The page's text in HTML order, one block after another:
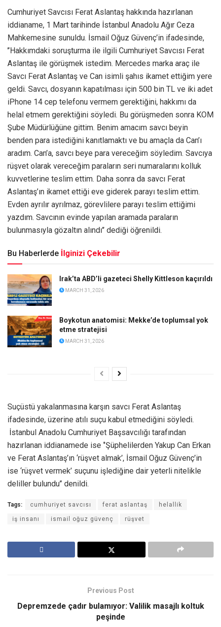
Cumhuriyet Savcısı Ferat Aslantaş hakkında hazırlanan
iddianame, 1 Mart tarihinde İstanbul Anadolu Ağır Ceza
Mahkemesine sunuldu. İsmail Oğuz Güvenç’in ifadesinde,
’’Hakkımdaki soruşturma ile ilgili Cumhuriyet Savcısı Ferat
Aslantaş ile görüşmek istedim. Mercedes marka araç ile
Savcı Ferat Aslantaş ve Can isimli şahıs ikamet ettiğim yere
geldi. Savcı, dosyanın kapatılması için 500 bin TL ve iki adet
iPhone 14 cep telefonu vermem gerektiğini, hakkımı da
helal etmem gerektiğini söyledi. Bu görüşmeden sonra KOM
Şube Müdürlüğüne gittim. Benim amacım savcı beyin
benden para istediğini kanıtlamaktı ve bu amaçla da Can’ı
aradım. Can’a, savcı beye para vereceğim söyledim. Savcıya
rüşvet olarak vereceğim paraların seri numaralarını kolluk
kuvvetlerine teslim ettim. Daha sonra da savcı Ferat
Aslantaş’ın ikamet ettiği eve giderek parayı teslim ettim.
Evden ayrılır ayrılmaz, görevlilere parayı teslim ettiğimi
yazdım. Savcının evinde yapılan aramada paraların
bulunmasıyla gözaltın alındı’’ dediği öğrenildi.
Bu Haberlerde İlginizi Çekebilir
Irak’ta ABD’li gazeteci Shelly Kittleson kaçırıldı
MARCH 31, 2026
Boykotun anatomisi: Mekke’de toplumsal yok
etme stratejisi
MARCH 31, 2026
Suçüstü yakalanmasına karşın savcı Ferat Aslantaş
ifadesinde, üzerine atılı suçu kabul etmediğini söyledi.
İstanbul Anadolu Cumhuriyet Başsavcılığı tarafından
hazırlanan iddianamede ise ‘’Şüphelilerden Yakup Can Erkan
ve Ferat Aslantaş’ın ‘rüşvet almak’, İsmail Oğuz Güvenç’in
ise ‘rüşvet vermek’ suçunu işlediğine dair yeterli nitelikle
deliller bulundu’’ denildi.
Tags: cumhuriyet savcısı ferat aslantaş helallik
iş insanı ismail oğuz güvenç rüşvet
Previous Post
Depremzede çadır bulamıyor: Valilik masajlı koltuk
peşinde